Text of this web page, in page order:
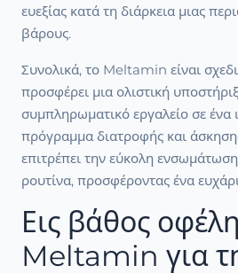
ευεξίας κατά τη διάρκεια μιας
βάρους.
Συνολικά, το Meltamin είναι
προσφέρει μια ολιστική
συμπληρωματικό εργαλείο σε ένα
πρόγραμμα διατροφής και
επιτρέπει την εύκολη
ρουτίνα, προσφέροντας ένα
Εις βάθος
Meltamin για